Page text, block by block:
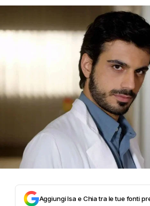
Aggiungi Isa e Chia tra le tue fonti